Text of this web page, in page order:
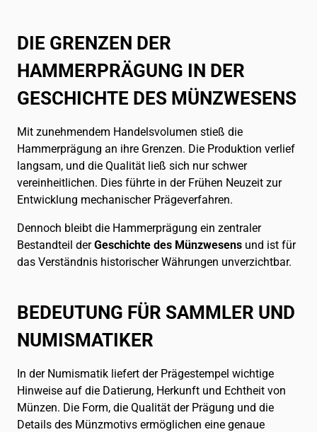
DIE GRENZEN DER
HAMMERPRÄGUNG IN DER
GESCHICHTE DES MÜNZWESENS
Mit zunehmendem Handelsvolumen stieß die
Hammerprägung an ihre Grenzen. Die Produktion verlief
langsam, und die Qualität ließ sich nur schwer
vereinheitlichen. Dies führte in der Frühen Neuzeit zur
Entwicklung mechanischer Prägeverfahren.
Dennoch bleibt die Hammerprägung ein zentraler
Bestandteil derGeschichte des Münzwesens und ist für
das Verständnis historischer Währungen unverzichtbar.
BEDEUTUNG FÜR SAMMLER UND
NUMISMATIKER
In der Numismatik liefert der Prägestempel wichtige
Hinweise auf die Datierung, Herkunft und Echtheit von
Münzen. Die Form, die Qualität der Prägung und die
Details des Münzmotivs ermöglichen eine genaue